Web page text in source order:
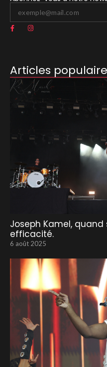
Articles
Joseph Kamel,
efficacité.
6 août 2025